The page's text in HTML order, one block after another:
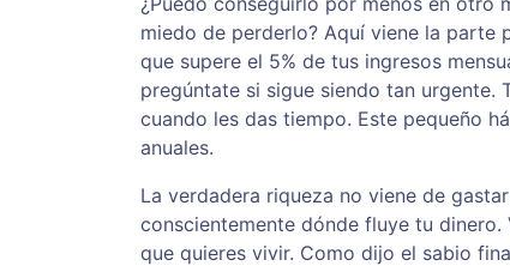
miedo de perderlo? Aquí viene la parte
que supere el 5% de tus ingresos
pregúntate si sigue siendo tan urgente.
cuando les das tiempo. Este pequeño
anuales.
La verdadera riqueza no viene de
conscientemente dónde fluye tu
que quieres vivir. Como dijo el sabio